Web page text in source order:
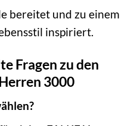
bereitet und zu einem
inspiriert.
Fragen zu den
3000